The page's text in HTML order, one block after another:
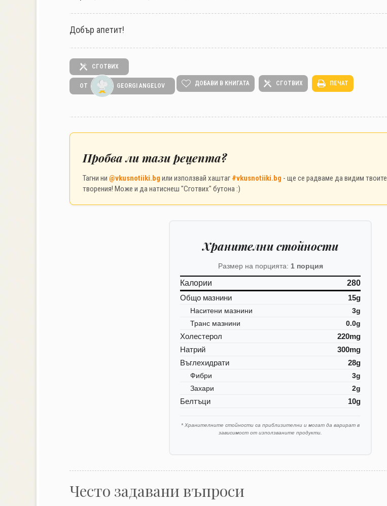
Добър апетит!
СГОТВИХ
ОТ GEORGI ANGELOV ДОБАВИ В КНИГАТА СГОТВИХ ПЕЧАТ
Пробва ли тази рецепта?
Тагни ни @vkusnotiiki.bg или използвай хаштаг #vkusnotiiki.bg - ще се радваме да видим твоите
творения! Може и да натиснеш "Сготвих" бутона :)
Хранителни стойности
Размер на порцията: 1 порция
Калории
280
Общо мазнини
15g
Наситени мазнини
3g
Транс мазнини
0.0g
Холестерол
220mg
Натрий
300mg
Въглехидрати
28g
Фибри
3g
Захари
2g
Белтъци 10g
* Хранителните стойности са приблизителни и могат да варират в
зависимост от използваните продукти.
Често задавани въпроси